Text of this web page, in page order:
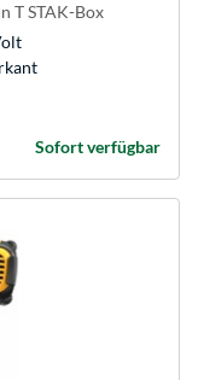
T STAK-Box
Sofort verfügbar